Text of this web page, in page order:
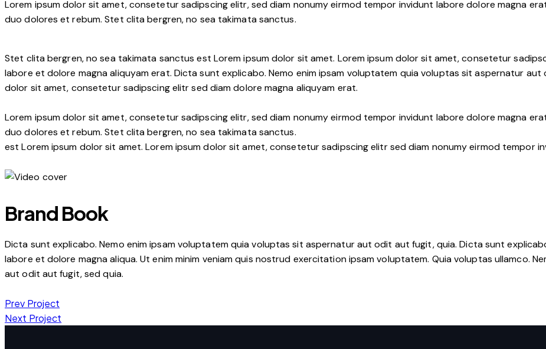
Lorem ipsum dolor sit amet, consetetur sadipscing elitr, sed diam nonumy eirmod tempor invidunt labore dolore magna
duo dolores et rebum. Stet clita bergren, no sea takimata sanctus.
Stet clita bergren, no sea takimata sanctus est Lorem ipsum dolor sit amet. Lorem ipsum dolor sit amet, consetetur
labore et dolore magna aliquyam erat. Dicta sunt explicabo. Nemo enim ipsam voluptatem quia voluptas sit aspernatur
dolor sit amet, consetetur sadipscing elitr sed diam dolore magna aliquyam erat.
Lorem ipsum dolor sit amet, consetetur sadipscing elitr, sed diam nonumy eirmod tempor invidunt labore dolore magna
duo dolores et rebum. Stet clita bergren, no sea takimata sanctus.
est Lorem ipsum dolor sit amet. Lorem ipsum dolor sit amet, consetetur sadipscing elitr sed diam nonumy eirmod tempor
Brand Book
Dicta sunt explicabo. Nemo enim ipsam voluptatem quia voluptas sit aspernatur aut odit aut fugit, quia. Dicta sunt
labore et dolore magna aliqua. Ut enim minim veniam quis nostrud exercitation ipsam voluptatem. Quia voluptas ullamco.
aut odit aut fugit, sed quia.
Prev Project
Next Project